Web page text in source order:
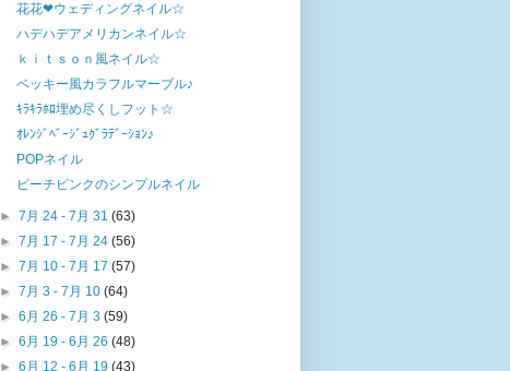
花花❤ウェディングネイル☆
ハデハデアメリカンネイル☆
ｋｉｔｓｏｎ風ネイル☆
ベッキー風カラフルマーブル♪
ｷﾗｷﾗﾎﾛ埋め尽くしフット☆
ｵﾚﾝｼﾞﾍﾞｰｼﾞｭｸﾞﾗﾃﾞｰｼｮﾝ♪
POPネイル
ピーチピンクのシンプルネイル
►7月 24 - 7月 31(63)
►7月 17 - 7月 24(56)
►7月 10 - 7月 17(57)
►7月 3 - 7月 10(64)
►6月 26 - 7月 3(59)
►6月 19 - 6月 26(48)
►6月 12 - 6月 19(43)